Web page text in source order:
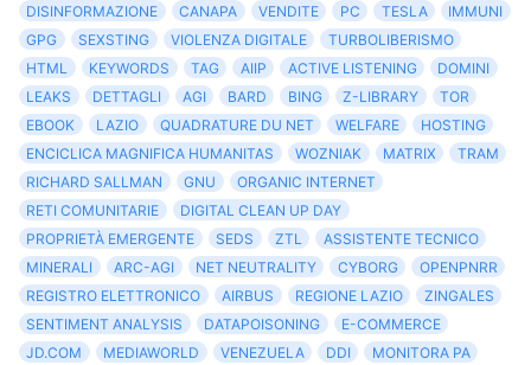
DISINFORMAZIONE
CANAPA VENDITE PC TESLA
IMMUNI
GPG
SEXSTING VIOLENZA DIGITALE
TURBOLIBERISMO
HTML
KEYWORDS TAG AIIP ACTIVE LISTENING
DOMINI
LEAKS
DETTAGLI AGI BARD BING Z-LIBRARY
TOR
EBOOK
LAZIO QUADRATURE DU NET WELFARE
HOSTING
ENCICLICA MAGNIFICA HUMANITAS
WOZNIAK MATRIX
TRAM
RICHARD SALLMAN
GNU
ORGANIC INTERNET
RETI COMUNITARIE
DIGITAL CLEAN UP DAY
PROPRIETÀ EMERGENTE
SEDS ZTL
ASSISTENTE TECNICO
MINERALI
ARC-AGI NET NEUTRALITY CYBORG
OPENPNRR
REGISTRO ELETTRONICO
AIRBUS REGIONE LAZIO
ZINGALES
SENTIMENT ANALYSIS
DATAPOISONING
E-COMMERCE
JD.COM
MEDIAWORLD VENEZUELA DDI MONITORA PA